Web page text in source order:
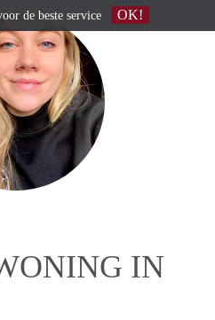
IN
de beste service OK!